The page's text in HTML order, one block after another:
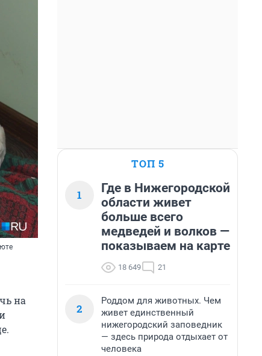
на
ТОП 5
1
Где в Нижегородской
области живет
больше всего
медведей и волков —
показываем на карте
18 649 21
2
Роддом для животных. Чем
живет единственный
нижегородский заповедник
— здесь природа отдыхает от
человека